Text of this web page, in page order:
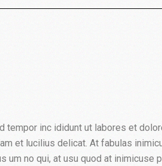
inc ididunt ut labores et
et lucilius delicat. At fabulas
um no qui, at usu quod at